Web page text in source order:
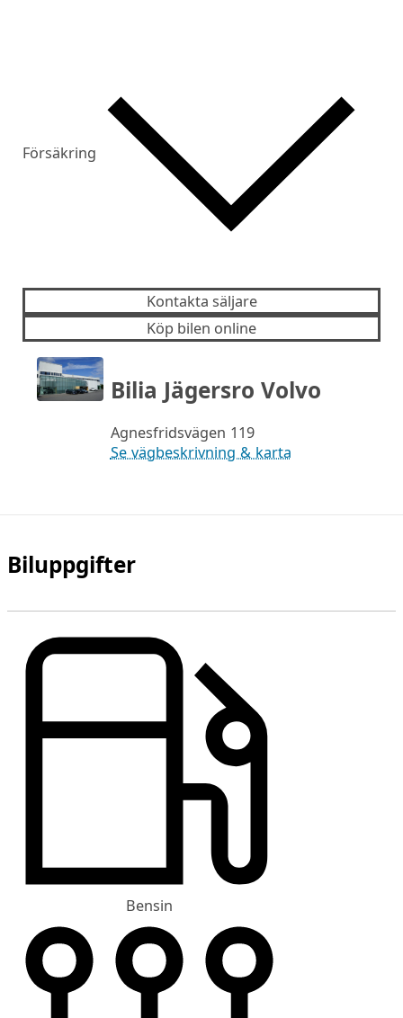
Försäkring
Kontakta säljare
Köp bilen online
Bilia Jägersro Volvo
Agnesfridsvägen 119
Se vägbeskrivning & karta
Biluppgifter
Bensin